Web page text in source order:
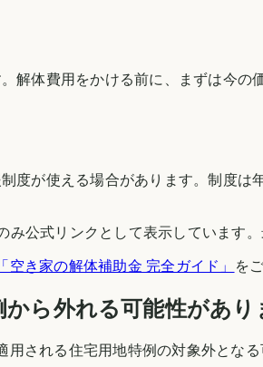
体費用をかける前に、まずは今の
度が使える場合があります。制度は
み公式リンクとして表示しています
「空き家の解体補助金 完全ガイド」 を
ら外れる可能性があり
される住宅用地特例の対象外とな